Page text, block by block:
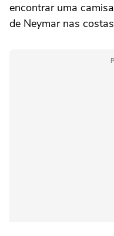
encontrar uma
de Neymar nas